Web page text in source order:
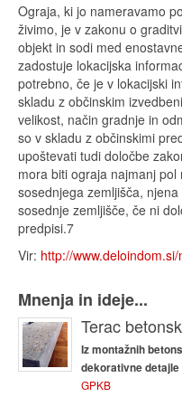
Ograja, ki jo nameravamo
živimo, je v zakonu o
objekt in sodi med
zadostuje lokacijska
potrebno, če je v lokacijski
skladu z občinskim
velikost, način gradnje in
so v skladu z občinskimi
upoštevati tudi določbe
mora biti ograja najmanj
sosednjega zemljišča,
sosednje zemljišče, če ni
predpisi.7
Vir: http://
Mnenja in ideje...
Terac
Iz montažnih
dekorativne detajle
GPKB